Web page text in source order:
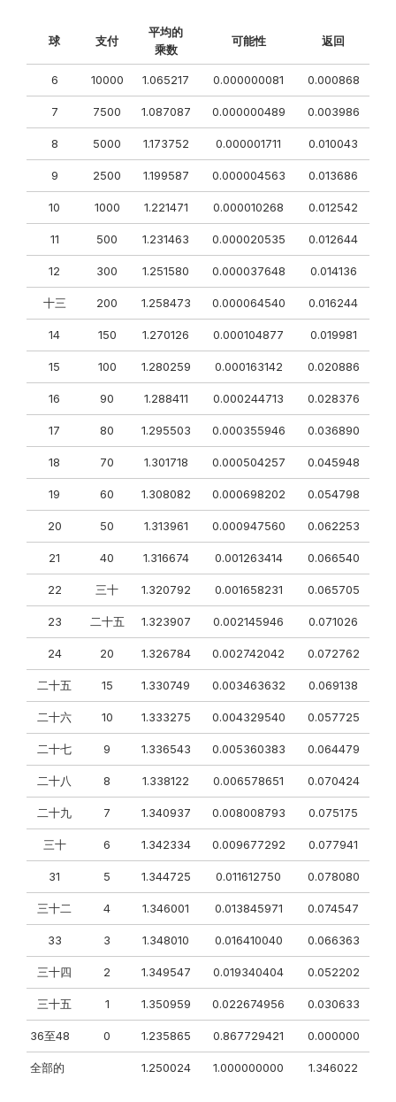
球 支付
平均的
乘数
可能性 返回
6 10000 1.065217 0.000000081 0.000868
7 7500 1.087087 0.000000489 0.003986
8 5000 1.173752 0.000001711 0.010043
9 2500 1.199587 0.000004563 0.013686
10 1000 1.221471 0.000010268 0.012542
11 500 1.231463 0.000020535 0.012644
12 300 1.251580 0.000037648 0.014136
十三 200 1.258473 0.000064540 0.016244
14 150 1.270126 0.000104877 0.019981
15 100 1.280259 0.000163142 0.020886
16 90 1.288411 0.000244713 0.028376
17 80 1.295503 0.000355946 0.036890
18 70 1.301718 0.000504257 0.045948
19 60 1.308082 0.000698202 0.054798
20 50 1.313961 0.000947560 0.062253
21 40 1.316674 0.001263414 0.066540
22 三十 1.320792 0.001658231 0.065705
23 二十五 1.323907 0.002145946 0.071026
24 20 1.326784 0.002742042 0.072762
二十五 15 1.330749 0.003463632 0.069138
二十六 10 1.333275 0.004329540 0.057725
二十七 9 1.336543 0.005360383 0.064479
二十八 8 1.338122 0.006578651 0.070424
二十九 7 1.340937 0.008008793 0.075175
三十 6 1.342334 0.009677292 0.077941
31 5 1.344725 0.011612750 0.078080
三十二 4 1.346001 0.013845971 0.074547
33 3 1.348010 0.016410040 0.066363
三十四 2 1.349547 0.019340404 0.052202
三十五 1 1.350959 0.022674956 0.030633
36至48 0 1.235865 0.867729421 0.000000
全部的 1.250024 1.000000000 1.346022